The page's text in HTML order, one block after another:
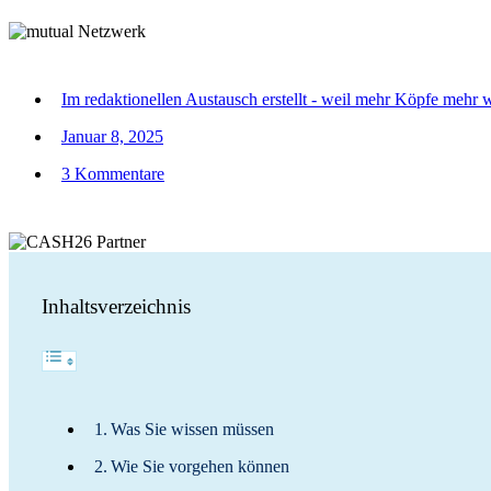
Im redaktionellen Austausch erstellt - weil mehr Köpfe mehr
Januar 8, 2025
3 Kommentare
Inhaltsverzeichnis
Was Sie wissen müssen
Wie Sie vorgehen können